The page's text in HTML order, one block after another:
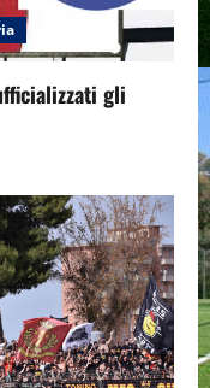
gli